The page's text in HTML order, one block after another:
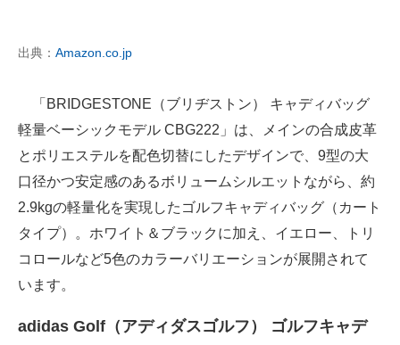
出典： Amazon.co.jp
「BRIDGESTONE（ブリヂストン） キャディバッグ
軽量ベーシックモデル CBG222」は、メインの合成皮革
とポリエステルを配色切替にしたデザインで、9型の大
口径かつ安定感のあるボリュームシルエットながら、約
2.9kgの軽量化を実現したゴルフキャディバッグ（カート
タイプ）。ホワイト＆ブラックに加え、イエロー、トリ
コロールなど5色のカラーバリエーションが展開されて
います。
adidas Golf（アディダスゴルフ） ゴルフキャデ